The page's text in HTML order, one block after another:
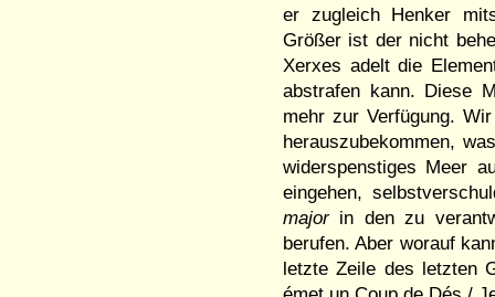
er zugleich Henker
Größer ist der nicht
Xerxes adelt die
abstrafen kann. Diese
mehr zur Verfügung.
herauszubekommen,
widerspenstiges Meer
eingehen,
majorin den zu
berufen. Aber worauf
letzte Zeile des letzten